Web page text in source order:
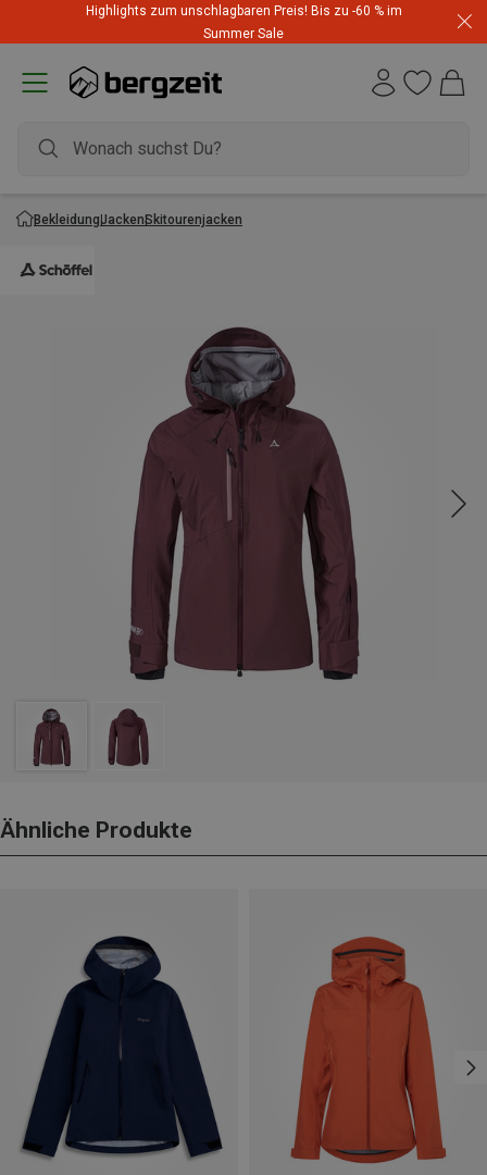
Highlights zum unschlagbaren Preis! Bis zu -60 % im
Summer Sale
BekleidungJackenSkitourenjacken
Ähnliche Produkte